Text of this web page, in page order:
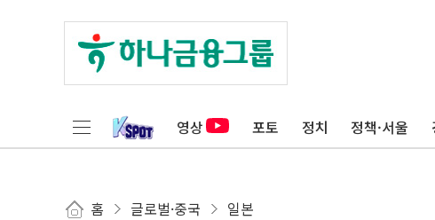
영상 포토 정치 정책·서울
홈 글로벌·중국 일본